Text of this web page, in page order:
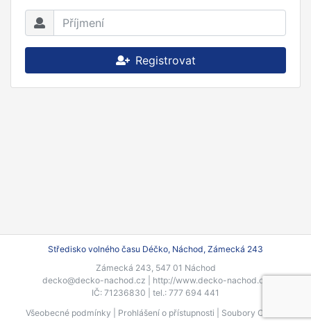
Registrovat
Středisko volného času Déčko, Náchod, Zámecká 243
Zámecká 243, 547 01 Náchod
decko@decko-nachod.cz | http://www.decko-nachod.cz
IČ: 71236830 | tel.: 777 694 441
Všeobecné podmínky
Prohlášení o přístupnosti Soubory Cookie